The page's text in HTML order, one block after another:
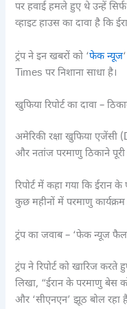
पर हवाई हमले हुए थे उन्हें
व्हाइट हाउस का दावा है कि
ट्रंप ने इन खबरों को ‘फेक न्यूज
Times पर निशाना साधा है।
खुफिया रिपोर्ट का दावा –
अमेरिकी रक्षा खुफिया एजेंसी
और नतांज परमाणु ठिकाने पूरी
रिपोर्ट में कहा गया कि
कुछ महीनों में परमाणु
ट्रंप का जवाब – ‘फेक न्यूज
ट्रंप ने रिपोर्ट को खारिज करते
लिखा, “ईरान के परमाणु बेस
और ‘सीएनएन’ झूठ बोल रहा